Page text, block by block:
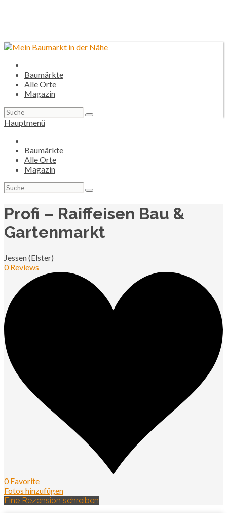
Baumärkte
Alle Orte
Magazin
Suchen
nach:
Hauptmenü
Baumärkte
Alle Orte
Magazin
Suchen
nach:
Profi – Raiffeisen Bau &
Gartenmarkt
Jessen (Elster)
0 Reviews
0 Favorite
Fotos hinzufügen
Eine Rezension schreiben